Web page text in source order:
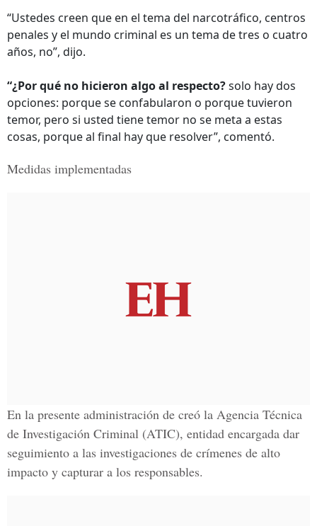
“Ustedes creen que en el tema del narcotráfico, centros
penales y el mundo criminal es un tema de tres o cuatro
años, no”, dijo.
“¿Por qué no hicieron algo al respecto?solo hay dos
opciones: porque se confabularon o porque tuvieron
temor, pero si usted tiene temor no se meta a estas
cosas, porque al final hay que resolver”, comentó.
Medidas implementadas
En la presente administración de creó la Agencia Técnica
de Investigación Criminal (ATIC), entidad encargada dar
seguimiento a las investigaciones de crímenes de alto
impacto y capturar a los responsables.